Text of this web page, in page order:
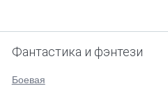
Фантастика и фэнтези
Боевая